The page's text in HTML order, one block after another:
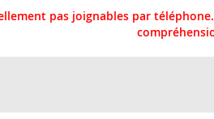
pas joignables par